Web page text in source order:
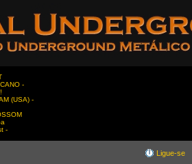
-
(USA) -
-
Ligue-se